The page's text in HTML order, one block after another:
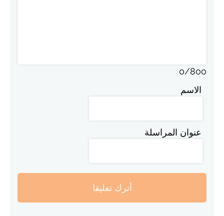
0/800
الاسم
عنوان المراسلة
أترك تعليقا